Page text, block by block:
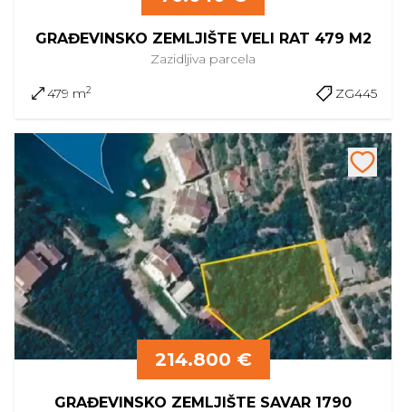
GRAĐEVINSKO ZEMLJIŠTE VELI RAT 479 M2
Zazidljiva parcela
479 m2 ZG445
214.800 €
GRAĐEVINSKO ZEMLJIŠTE SAVAR 1790